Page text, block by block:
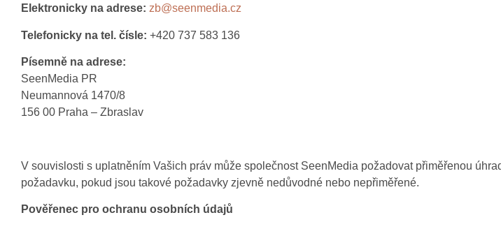
Elektronicky na adrese: zb@seenmedia.cz
Telefonicky na tel. čísle: +420 737 583 136
Písemně na adrese:
SeenMedia PR
Neumannová 1470/8
156 00 Praha – Zbraslav
V souvislosti s uplatněním Vašich práv může společnost SeenMedia požadovat přiměřenou
požadavku, pokud jsou takové požadavky zjevně nedůvodné nebo nepřiměřené.
Pověřenec pro ochranu osobních údajů